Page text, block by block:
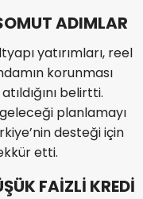
ADIMLAR
yatırımları, reel
korunması
belirtti.
planlamayı
desteği için
etti.
FAİZLİ KREDİ